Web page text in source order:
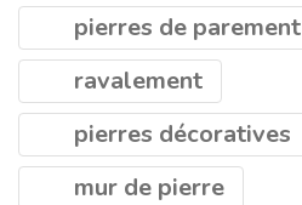
pierres de parement
ravalement
pierres décoratives
mur de pierre